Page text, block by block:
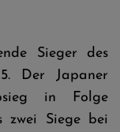
Sieger des
Der Japaner
in Folge
zwei Siege bei